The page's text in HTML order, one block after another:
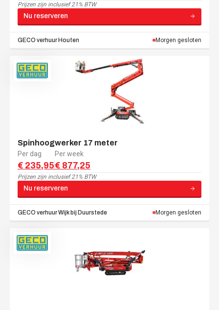
Prijzen zijn inclusief 21% BTW
Nu reserveren
GECO verhuurHouten Morgen gesloten
Spinhoogwerker 17 meter
Per dag
€ 235,95
Per week
€ 877,25
Prijzen zijn inclusief 21% BTW
Nu reserveren
GECO verhuurWijk bij Duurstede Morgen gesloten